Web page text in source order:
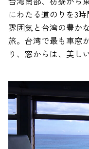
にわたる道のりを3
雰囲気と台湾の豊か
旅。台湾で最も車窓
り、窓からは、美し